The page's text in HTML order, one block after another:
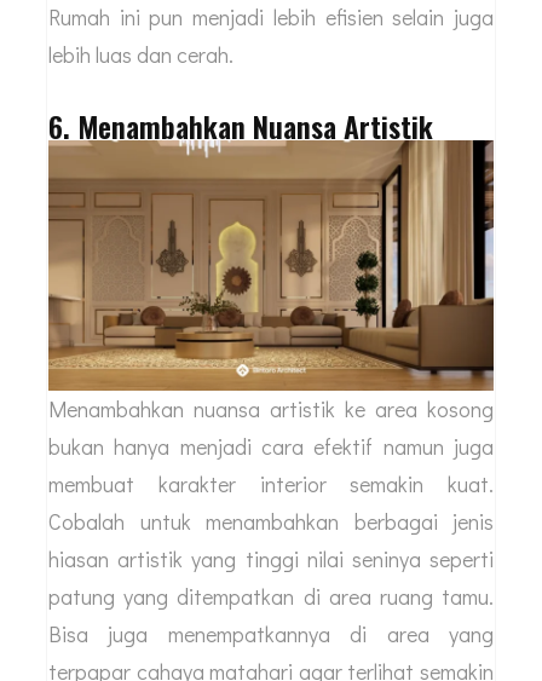
Rumah ini pun menjadi lebih efisien selain juga
lebih luas dan cerah.
6. Menambahkan Nuansa Artistik
Menambahkan nuansa artistik ke area kosong
bukan hanya menjadi cara efektif namun juga
membuat karakter interior semakin kuat.
Cobalah untuk menambahkan berbagai jenis
hiasan artistik yang tinggi nilai seninya seperti
patung yang ditempatkan di area ruang tamu.
Bisa juga menempatkannya di area yang
terpapar cahaya matahari agar terlihat semakin